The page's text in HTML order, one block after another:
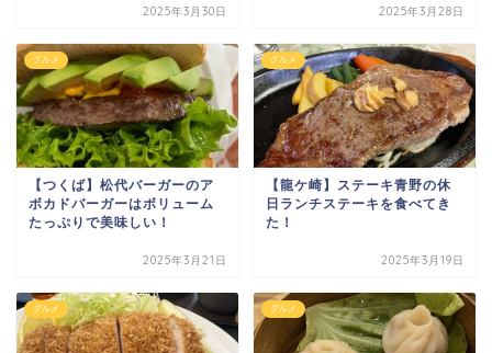
2025年3月30日 2025年3月28日
グルメ
【つくば】松代バーガーのア
ボカドバーガーはボリューム
たっぷりで美味しい！
2025年3月21日
グルメ
【龍ケ崎】ステーキ青野の休
日ランチステーキを食べてき
た！
2025年3月19日
グルメ グルメ